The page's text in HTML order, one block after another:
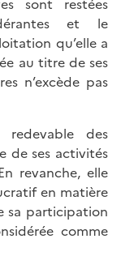
et le
qu’elle a
au titre de ses
n’excède pas
redevable des
de ses activités
revanche, elle
en matière
sa participation
comme